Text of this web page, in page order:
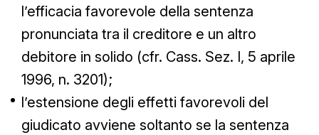
l’efficacia favorevole della sentenza
pronunciata tra il creditore e un altro
debitore in solido (cfr. Cass. Sez. I, 5 aprile
1996, n. 3201);
l’estensione degli effetti favorevoli del
giudicato avviene soltanto se la sentenza